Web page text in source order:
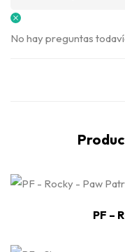
No hay preguntas
PF –